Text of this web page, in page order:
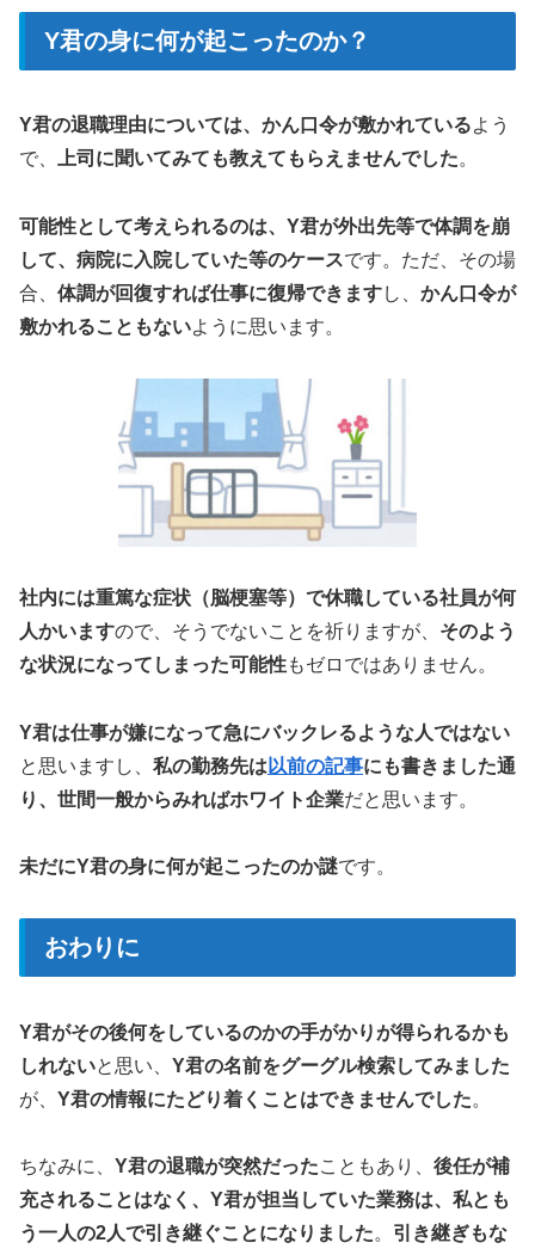
Y君の身に何が起こったのか？
Y君の退職理由については、かん口令が敷かれているよう
で、 上司に聞いてみても教えてもらえませんでした。
可能性として考えられるのは、Y君が外出先等で体調を崩
して、病院に入院していた等のケースです。ただ、その場
合、 体調が回復すれば仕事に復帰できますし、 かん口令が
敷かれることもないように思います。
社内には重篤な症状（脳梗塞等）で休職している社員が何
人かいますので、そうでないことを祈りますが、 そのよう
な状況になってしまった可能性もゼロではありません。
Y君は仕事が嫌になって急にバックレるような人ではない
と思いますし、 私の勤務先は 以前の記事にも書きました通
り、世間一般からみればホワイト企業だと思います。
未だにY君の身に何が起こったのか謎です。
おわりに
Y君がその後何をしているのかの手がかりが得られるかも
しれないと思い、 Y君の名前をグーグル検索してみました
が、 Y君の情報にたどり着くことはできませんでした。
ちなみに、 Y君の退職が突然だったこともあり、 後任が補
充されることはなく、Y君が担当していた業務は、私とも
う一人の2人で引き継ぐことになりました。 引き継ぎもな